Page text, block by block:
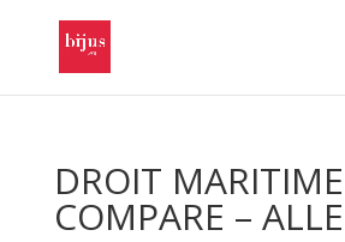
DROIT MARITIME
COMPARE –